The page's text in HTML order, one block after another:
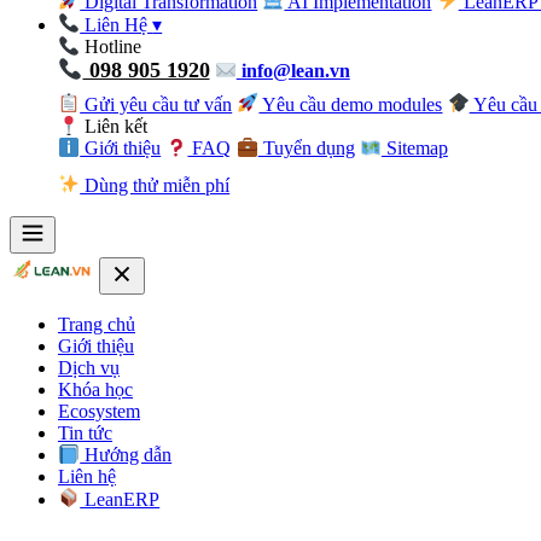
Liên Hệ▾
Hotline
098 905 1920
info@lean.vn
Gửi yêu cầu tư vấn
Yêu cầu demo modules
Yêu cầu
Liên kết
Giới thiệu
FAQ Tuyển dụng
Sitemap
Dùng thử miễn phí
Trang chủ
Giới thiệu
Dịch vụ
Khóa học
Ecosystem
Tin tức
Hướng dẫn
Liên hệ
LeanERP